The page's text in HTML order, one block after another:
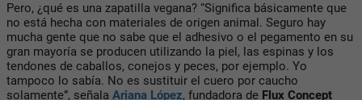
Pero, ¿qué es una zapatilla vegana? “Significa básicamente que
no está hecha con materiales de origen animal. Seguro hay
mucha gente que no sabe que el adhesivo o el pegamento en su
gran mayoría se producen utilizando la piel, las espinas y los
tendones de caballos, conejos y peces, por ejemplo. Yo
tampoco lo sabía. No es sustituir el cuero por caucho
solamente”, señala Ariana López, fundadora de Flux Concept